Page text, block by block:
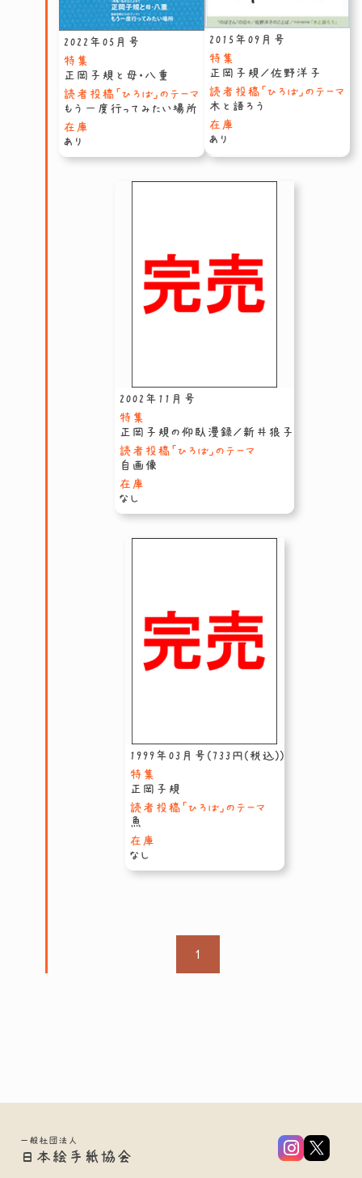
2022年05月号
特集
正岡子規と母・八重
読者投稿「ひろば」のテーマ
もう一度行ってみたい場所
在庫
あり
2015年09月号
特集
正岡子規／佐野洋子
読者投稿「ひろば」のテーマ
木と語ろう
在庫
あり
2002年11月号
特集
正岡子規の仰臥漫録／新井狼子
読者投稿「ひろば」のテーマ
自画像
在庫
なし
1999年03月号(733円(税込))
特集
正岡子規
読者投稿「ひろば」のテーマ
魚
在庫
なし
1
一般社団法人
日本絵手紙協会